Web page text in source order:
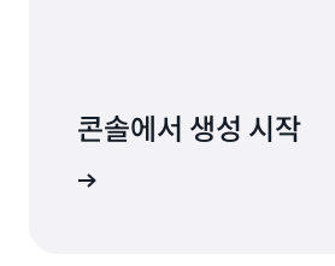
콘솔에서 생성 시작